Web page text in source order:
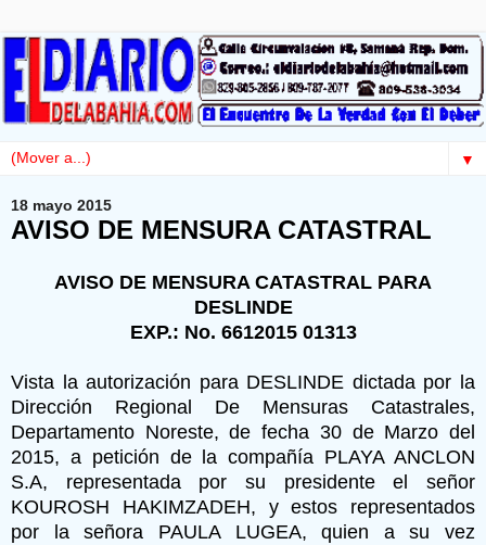
▼
18 mayo 2015
AVISO DE MENSURA CATASTRAL
AVISO DE MENSURA CATASTRAL PARA
DESLINDE
EXP.: No. 6612015 01313
Vista la autorización para DESLINDE dictada por la
Dirección Regional De Mensuras Catastrales,
Departamento Noreste, de fecha 30 de Marzo del
2015, a petición de la compañía PLAYA ANCLON
S.A, representada por su presidente el señor
KOUROSH HAKIMZADEH, y estos representados
por la señora PAULA LUGEA, quien a su vez